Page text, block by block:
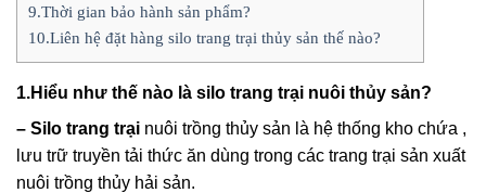
9.Thời gian bảo hành sản phẩm?
10.Liên hệ đặt hàng silo trang trại thủy sản thế nào?
1.Hiểu như thế nào là silo trang trại nuôi thủy sản?
– Silo trang trại nuôi trồng thủy sản là hệ thống kho chứa ,
lưu trữ truyền tải thức ăn dùng trong các trang trại sản xuất
nuôi trồng thủy hải sản.